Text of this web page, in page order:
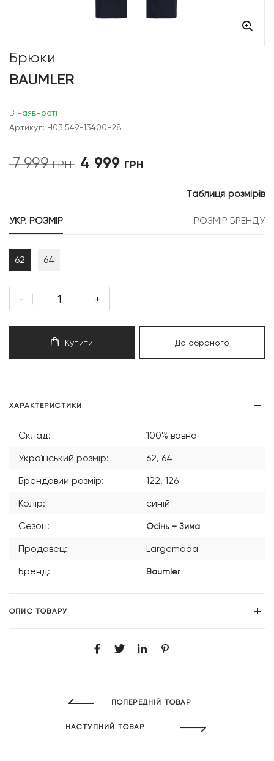
Брюки
BAUMLER
В наявності
Артикул: Н03.549-13400-28
7 999ГРН
Оригінальна
4 999 ГРН
УКР. РОЗМІР
РОЗМІР БРЕНДУ
Таблиця розмірів
62 64
- +
Купити До обраного
ХАРАКТЕРИСТИКИ
Склад:
100% вовна
Український розмір:
62, 64
Брендовий розмір:
122, 126
Колір:
синій
Сезон:
Осінь – Зима
Продавец:
Largemoda
Бренд:
Baumler
ОПИС ТОВАРУ
ПОПЕРЕДНІЙ ТОВАР
НАСТУПНИЙ ТОВАР